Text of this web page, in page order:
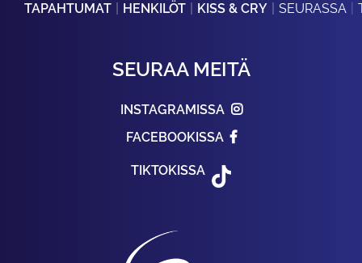
TAPAHTUMAT HENKILÖT KISS & CRY SEURASSA
SEURAA MEITÄ
INSTAGRAMISSA
FACEBOOKISSA
TIKTOKISSA